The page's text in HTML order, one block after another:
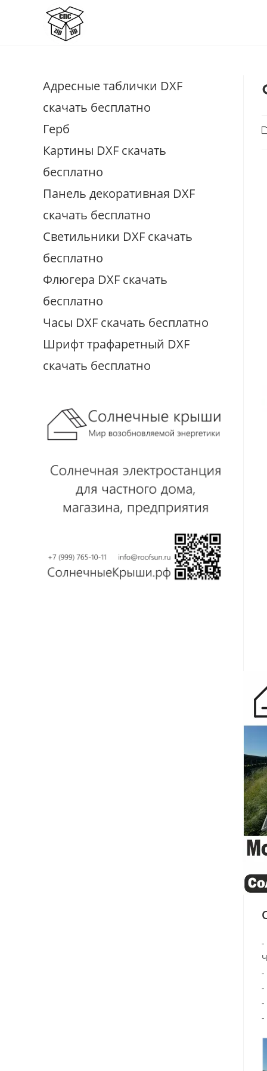
содержимому
Адресные таблички DXF
скачать бесплатно
Герб
Картины DXF скачать
бесплатно
Панель декоративная DXF
скачать бесплатно
Светильники DXF скачать
бесплатно
Флюгера DXF скачать
бесплатно
Часы DXF скачать бесплатно
Шрифт трафаретный DXF
скачать бесплатно
-
-
-
-
-